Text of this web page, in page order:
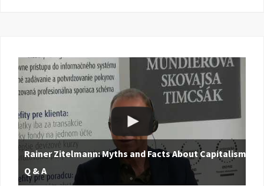
Rainer Zitelmann: Myths and Facts About Capitalism |
Q & A